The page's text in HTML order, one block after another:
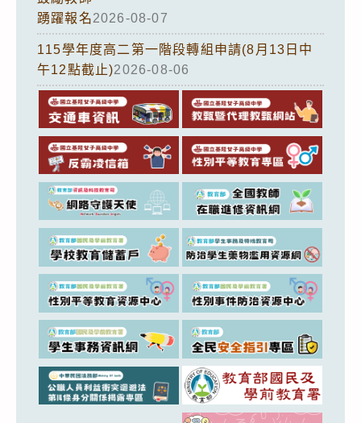
踴躍報名2026-08-07
115學年度高二第一階段轉組申請(8月13日中
午12點截止)2026-08-06